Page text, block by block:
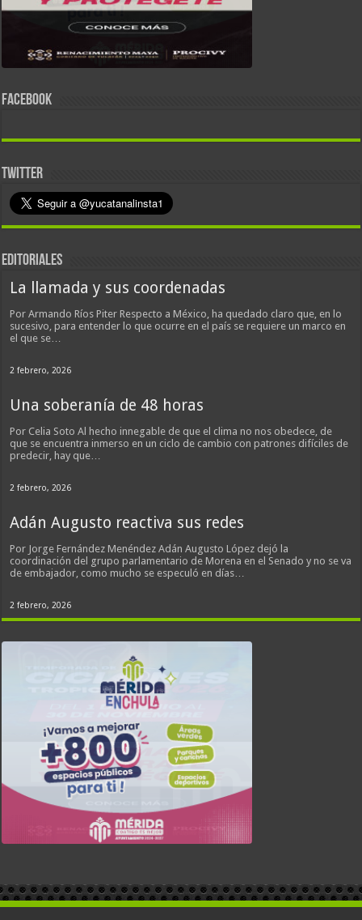
FACEBOOK
TWITTER
EDITORIALES
La llamada y sus coordenadas
Por Armando Ríos Piter Respecto a México, ha quedado claro que, en lo
sucesivo, para entender lo que ocurre en el país se requiere un marco en
el que se…
2 febrero, 2026
Una soberanía de 48 horas
Por Celia Soto Al hecho innegable de que el clima no nos obedece, de
que se encuentra inmerso en un ciclo de cambio con patrones difíciles de
predecir, hay que…
2 febrero, 2026
Adán Augusto reactiva sus redes
Por Jorge Fernández Menéndez Adán Augusto López dejó la
coordinación del grupo parlamentario de Morena en el Senado y no se va
de embajador, como mucho se especuló en días…
2 febrero, 2026